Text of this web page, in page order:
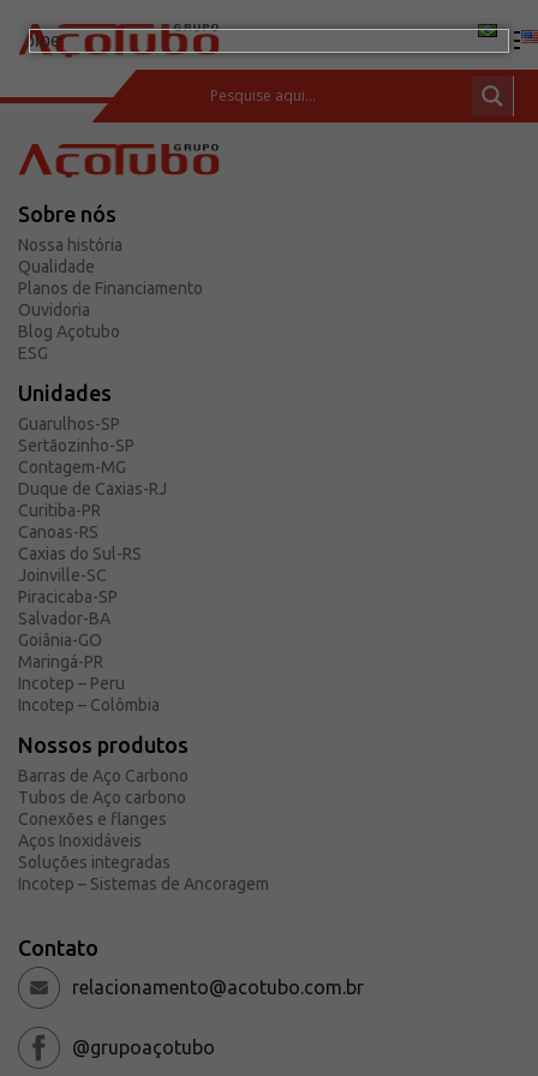
(11) 2413-2000
Tubos de aço carbono
Barras de Aço Carbono
Conexões e flanges
Soluções integradas
Incotep – Sistemas de Ancoragem
Calculadora
Download
Solicite um orçamento
Sobre a Açotubo
Unidades
Qualidade
Planos de Financiamento
Compliance e LGPD
Ouvidoria
Blog
ESG
Trabalhe conosco
Sobre nós
Nossa história
Qualidade
Planos de Financiamento
Ouvidoria
Blog Açotubo
ESG
Unidades
Guarulhos-SP
Sertãozinho-SP
Contagem-MG
Duque de Caxias-RJ
Curitiba-PR
Canoas-RS
Caxias do Sul-RS
Joinville-SC
Piracicaba-SP
Salvador-BA
Goiânia-GO
Maringá-PR
Incotep – Peru
Incotep – Colômbia
Nossos produtos
Barras de Aço Carbono
Tubos de Aço carbono
Conexões e flanges
Aços Inoxidáveis
Soluções integradas
Incotep – Sistemas de Ancoragem
Contato
relacionamento@acotubo.com.br
@grupoaçotubo